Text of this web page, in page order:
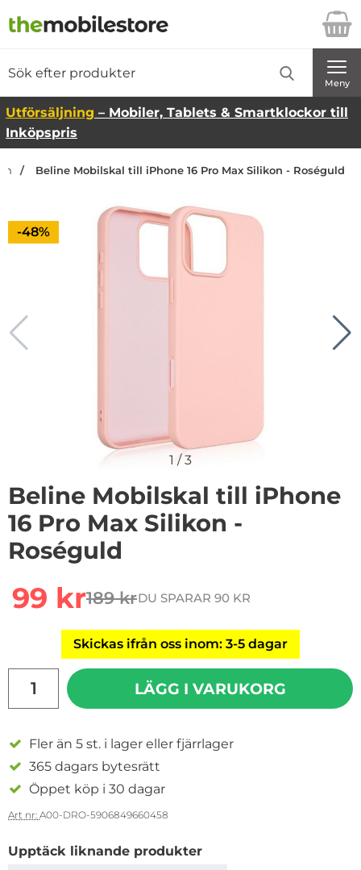
Startsidan för Danira Telecom AB
Meny
Utförsäljning – Mobiler, Tablets & Smartklockor till
Inköpspris
Beline Mobilskal till iPhone 16 Pro Max Silikon - Roséguld
Priset är nedsatt med
-48%
1 /3
Beline Mobilskal till iPhone
16 Pro Max Silikon -
Roséguld
rea pris
99 krtidigare pris
189 krDU SPARAR 90 KR
Skickas ifrån oss inom: 3-5 dagar
LÄGG I VARUKORG
Fler än 5 st. i lager eller fjärrlager
365 dagars bytesrätt
Öppet köp i 30 dagar
Art nr: A00-DRO-5906849660458
Upptäck liknande produkter